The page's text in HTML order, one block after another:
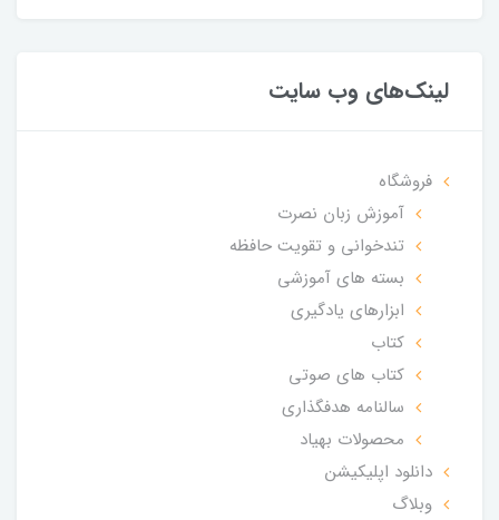
لینک‌های وب سایت
فروشگاه
آموزش زبان نصرت
تندخوانی و تقویت حافظه
بسته های آموزشی
ابزارهای یادگیری
کتاب
کتاب های صوتی
سالنامه هدفگذاری
محصولات بهیاد
دانلود اپلیکیشن
وبلاگ